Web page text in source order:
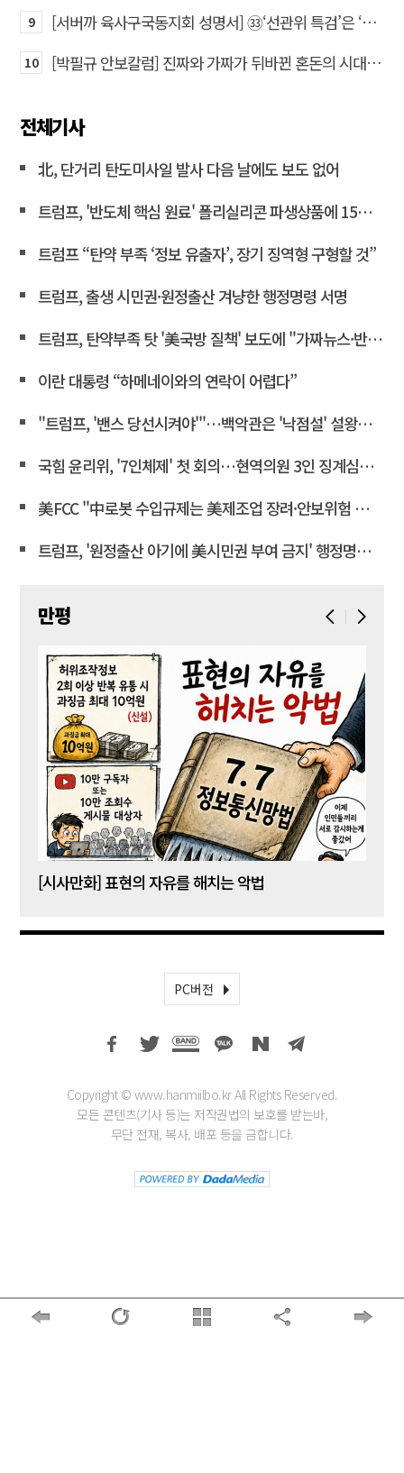
9 [서버까 육사구국동지회 성명서] ㉝‘선관위 특검’은 ‘부정선거 특검’으로 명명하고 박주현 변호사를 ‘특검’으로 임명하라!
10 [박필규 안보칼럼] 진짜와 가짜가 뒤바뀐 혼돈의 시대, 안보 파탄은 막아야
전체기사
北, 단거리 탄도미사일 발사 다음 날에도 보도 없어
트럼프, '반도체 핵심 원료' 폴리실리콘 파생상품에 15% 관세
트럼프 “탄약 부족 ‘정보 유출자’, 장기 징역형 구형할 것”
트럼프, 출생 시민권·원정출산 겨냥한 행정명령 서명
트럼프, 탄약부족 탓 '美국방 질책' 보도에 "가짜뉴스·반역"
이란 대통령 “하메네이와의 연락이 어렵다”
"트럼프, '밴스 당선시켜야'"…백악관은 '낙점설' 설왕설래
국힘 윤리위, '7인체제' 첫 회의…현역의원 3인 징계심의 계속
美FCC "中로봇 수입규제는 美제조업 장려·안보위험 대응 목적"
트럼프, '원정출산 아기에 美시민권 부여 금지' 행정명령 서명
만평
[시사만화] 표현의 자유를 해치는 악법
PC버전
Copyright © www.hanmiilbo.kr All Rights Reserved.
모든 콘텐츠(기사 등)는 저작권법의 보호를 받는바,
무단 전재, 복사, 배포 등을 금합니다.